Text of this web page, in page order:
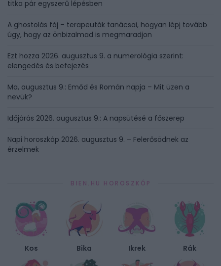
titka pár egyszerű lépésben
A ghostolás fáj – terapeuták tanácsai, hogyan lépj tovább
úgy, hogy az önbizalmad is megmaradjon
Ezt hozza 2026. augusztus 9. a numerológia szerint:
elengedés és befejezés
Ma, augusztus 9.: Emőd és Román napja – Mit üzen a
nevük?
Időjárás 2026. augusztus 9.: A napsütésé a főszerep
Napi horoszkóp 2026. augusztus 9. – Felerősödnek az
érzelmek
BIEN.HU HOROSZKÓP
Kos Bika Ikrek Rák